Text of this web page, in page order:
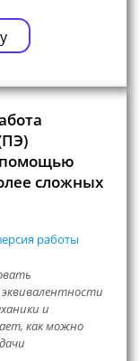
сложных
работы
и
как можно